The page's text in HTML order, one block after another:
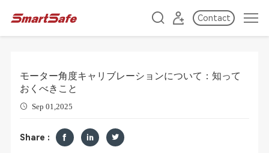
Contact
モーター角度キャリブレーションについて：知って
おくべきこと
Sep 01,2025
Share :